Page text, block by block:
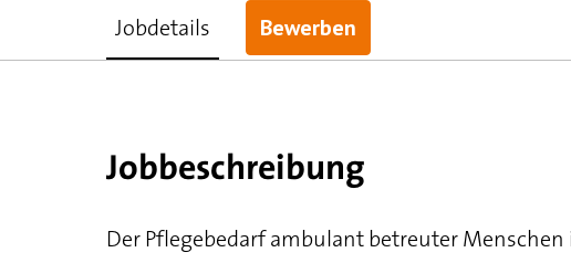
Jobdetails Bewerben
Jobbeschreibung
Der Pflegebedarf ambulant betreuter